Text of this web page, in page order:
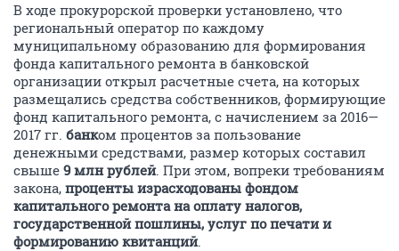
В ходе прокурорской проверки установлено, что
региональный оператор по каждому
муниципальному образованию для формирования
фонда капитального ремонта в банковской
организации открыл расчетные счета, на которых
размещались средства собственников, формирующие
фонд капитального ремонта, с начислением за 2016—
2017 гг. банком процентов за пользование
денежными средствами, размер которых составил
свыше 9 млн рублей. При этом, вопреки требованиям
закона, проценты израсходованы фондом
капитального ремонта на оплату налогов,
государственной пошлины, услуг по печати и
формированию квитанций.